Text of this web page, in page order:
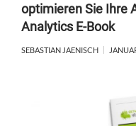
optimieren Sie Ihre
Analytics E-Book
SEBASTIAN JAENISCH